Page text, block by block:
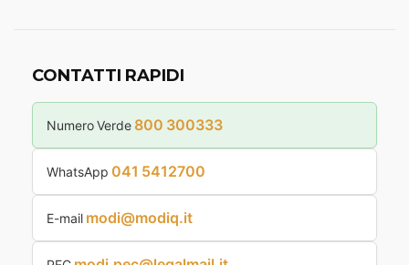
CONTATTI RAPIDI
Numero Verde 800 300333
WhatsApp 041 5412700
E-mail modi@modiq.it